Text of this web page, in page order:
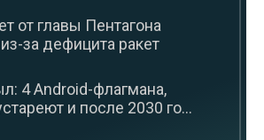
от главы Пентагона
за дефицита ракет
4 Android-флагмана,
и после 2030 го...